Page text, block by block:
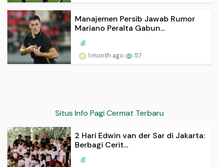
Manajemen Persib Jawab Rumor
Mariano Peralta Gabun...
1 month ago 57
Situs Info Pagi Cermat Terbaru
2 Hari Edwin van der Sar di Jakarta:
Berbagi Cerit...